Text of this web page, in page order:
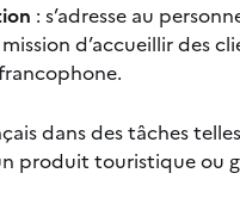
: s’adresse au
d’accueillir des
dans des tâches
produit touristique ou